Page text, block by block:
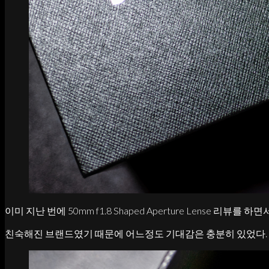
이미 지난 번에 50mm f1.8 Shaped Aperture Lense 리뷰를 하면
친숙해진 브랜드였기 때문에 어느정도 기대감은 충분히 있었다.